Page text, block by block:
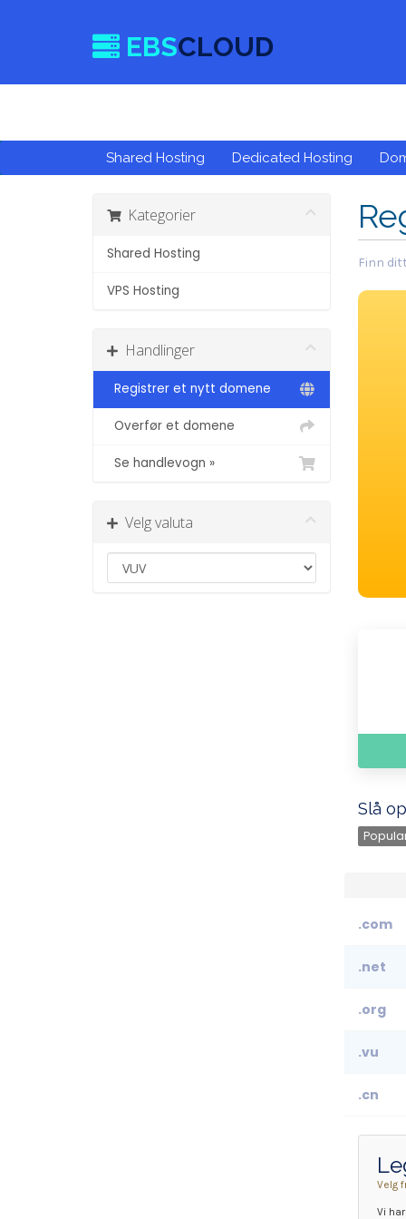
EBSCLOUD
Shared Hosting Dedicated Hosting
Kategorier
Shared Hosting
VPS Hosting
Handlinger
Registrer et nytt domene
Overfør et domene
Se handlevogn »
Velg valuta
Finn
Slå
.com
.net
.org
.vu
.cn
Velg
Vi